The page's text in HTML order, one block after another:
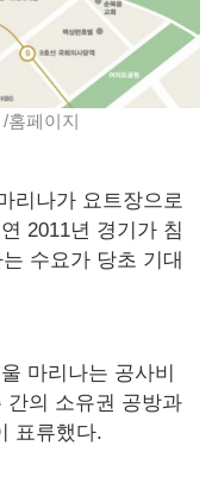
페이지
리나가 요트장으로
2011년 경기가 침
수요가 당초 기대
마리나는 공사비
간의 소유권 공방과
표류했다.